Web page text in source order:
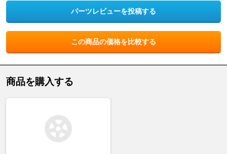
パーツレビューを投稿する
この商品の価格を比較する
商品を購入する